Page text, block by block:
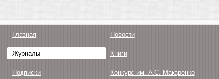
Главная Новости
Журналы Книги
Подписки Конкурс им. А.С. Макаренко